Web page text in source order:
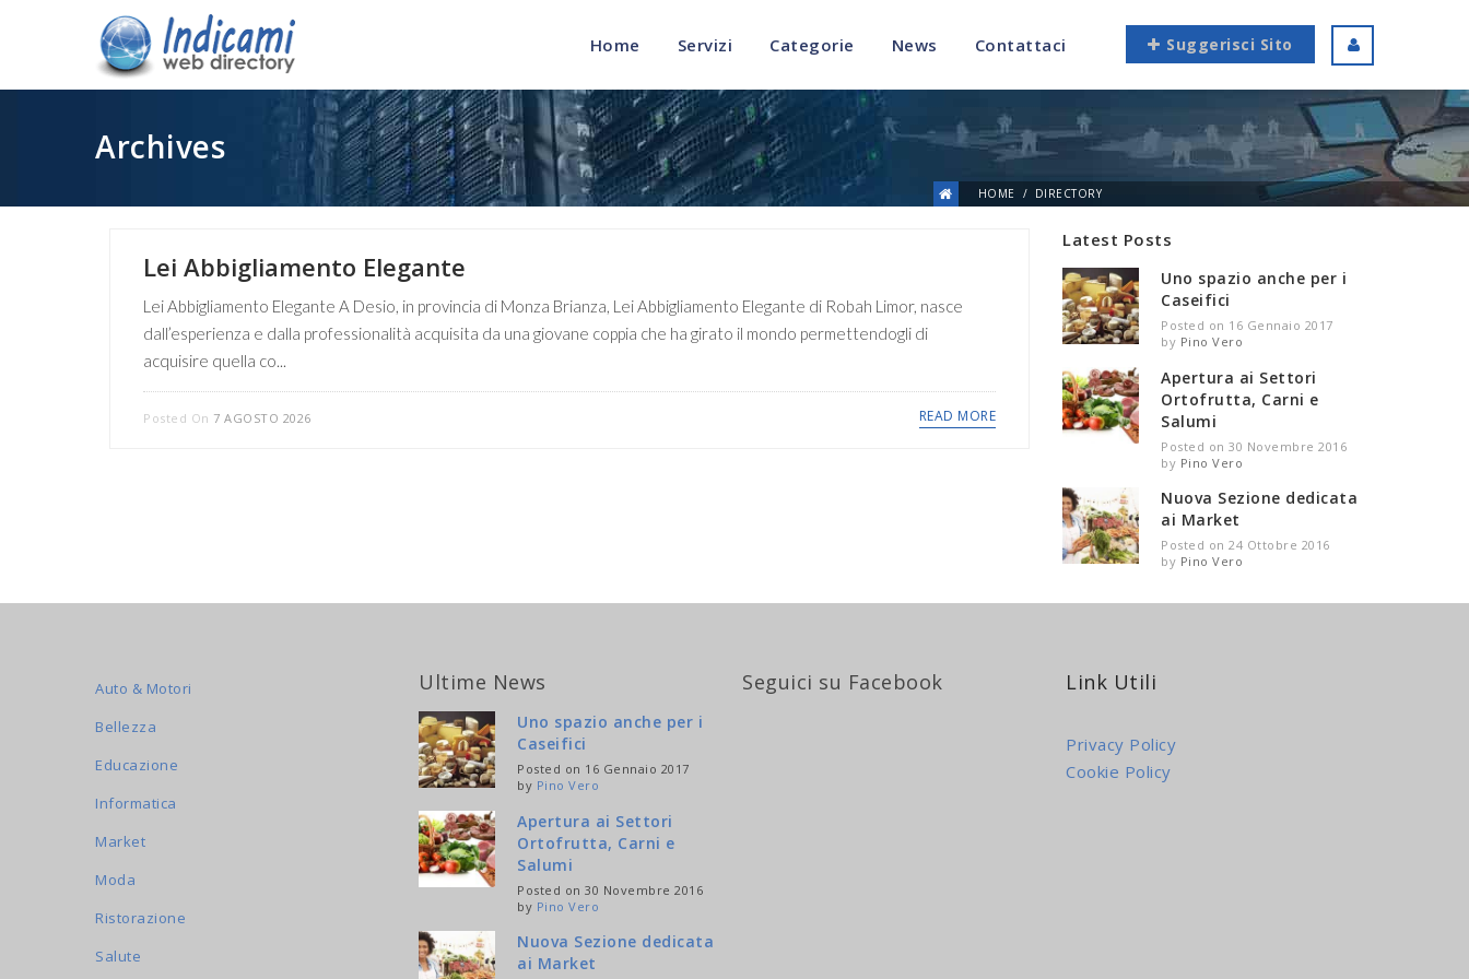
Home Servizi Categorie News Contattaci Suggerisci Sito
Archives
HOME DIRECTORY
Lei Abbigliamento Elegante
Lei Abbigliamento Elegante A Desio, in provincia di Monza Brianza, Lei Abbigliamento Elegante di Robah Limor, nasce
dall’esperienza e dalla professionalità acquisita da una giovane coppia che ha girato il mondo permettendogli di
acquisire quella co...
Posted On 7 AGOSTO 2026 READ MORE
Latest Posts
Uno spazio anche per i
Caseifici
Posted on 16 Gennaio 2017
by Pino Vero
Apertura ai Settori
Ortofrutta, Carni e
Salumi
Posted on 30 Novembre 2016
by Pino Vero
Nuova Sezione dedicata
ai Market
Posted on 24 Ottobre 2016
by Pino Vero
Auto & Motori
Bellezza
Educazione
Informatica
Market
Moda
Ristorazione
Salute
Ultime News
Uno spazio anche per i
Caseifici
Posted on 16 Gennaio 2017
by Pino Vero
Apertura ai Settori
Ortofrutta, Carni e
Salumi
Posted on 30 Novembre 2016
by Pino Vero
Nuova Sezione dedicata
ai Market
Seguici su Facebook Link Utili
Privacy Policy
Cookie Policy